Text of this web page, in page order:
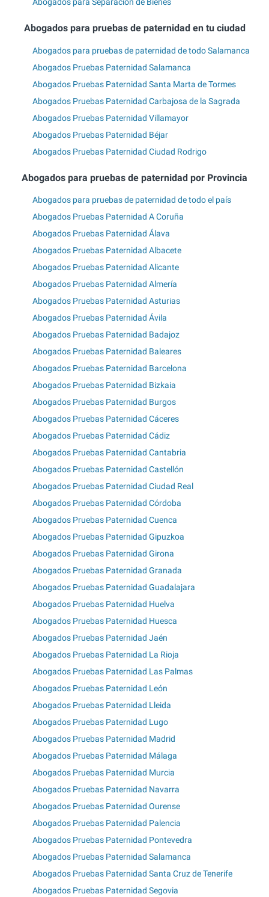
Abogados para pruebas de paternidad en tu ciudad
Abogados para pruebas de paternidad de todo Salamanca
Abogados Pruebas Paternidad Salamanca
Abogados Pruebas Paternidad Santa Marta de Tormes
Abogados Pruebas Paternidad Carbajosa de la Sagrada
Abogados Pruebas Paternidad Villamayor
Abogados Pruebas Paternidad Béjar
Abogados Pruebas Paternidad Ciudad Rodrigo
Abogados para pruebas de paternidad por Provincia
Abogados para pruebas de paternidad de todo el país
Abogados Pruebas Paternidad A Coruña
Abogados Pruebas Paternidad Álava
Abogados Pruebas Paternidad Albacete
Abogados Pruebas Paternidad Alicante
Abogados Pruebas Paternidad Almería
Abogados Pruebas Paternidad Asturias
Abogados Pruebas Paternidad Ávila
Abogados Pruebas Paternidad Badajoz
Abogados Pruebas Paternidad Baleares
Abogados Pruebas Paternidad Barcelona
Abogados Pruebas Paternidad Bizkaia
Abogados Pruebas Paternidad Burgos
Abogados Pruebas Paternidad Cáceres
Abogados Pruebas Paternidad Cádiz
Abogados Pruebas Paternidad Cantabria
Abogados Pruebas Paternidad Castellón
Abogados Pruebas Paternidad Ciudad Real
Abogados Pruebas Paternidad Córdoba
Abogados Pruebas Paternidad Cuenca
Abogados Pruebas Paternidad Gipuzkoa
Abogados Pruebas Paternidad Girona
Abogados Pruebas Paternidad Granada
Abogados Pruebas Paternidad Guadalajara
Abogados Pruebas Paternidad Huelva
Abogados Pruebas Paternidad Huesca
Abogados Pruebas Paternidad Jaén
Abogados Pruebas Paternidad La Rioja
Abogados Pruebas Paternidad Las Palmas
Abogados Pruebas Paternidad León
Abogados Pruebas Paternidad Lleida
Abogados Pruebas Paternidad Lugo
Abogados Pruebas Paternidad Madrid
Abogados Pruebas Paternidad Málaga
Abogados Pruebas Paternidad Murcia
Abogados Pruebas Paternidad Navarra
Abogados Pruebas Paternidad Ourense
Abogados Pruebas Paternidad Palencia
Abogados Pruebas Paternidad Pontevedra
Abogados Pruebas Paternidad Salamanca
Abogados Pruebas Paternidad Santa Cruz de Tenerife
Abogados Pruebas Paternidad Segovia